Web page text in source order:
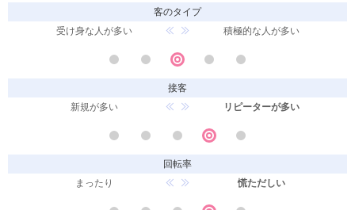
客のタイプ
受け身な人が多い
積極的な人が多い
接客
新規が多い
リピーターが多い
回転率
まったり
慌ただしい